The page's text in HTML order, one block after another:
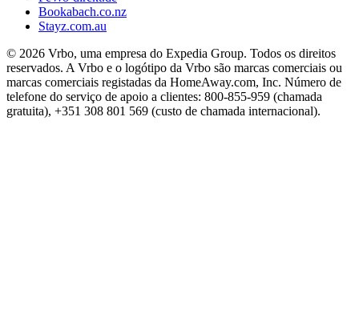
Bookabach.co.nz
Stayz.com.au
© 2026 Vrbo, uma empresa do Expedia Group. Todos os direitos
reservados. A Vrbo e o logótipo da Vrbo são marcas comerciais ou
marcas comerciais registadas da HomeAway.com, Inc. Número de
telefone do serviço de apoio a clientes: 800-855-959 (chamada
gratuita), +351 308 801 569 (custo de chamada internacional).